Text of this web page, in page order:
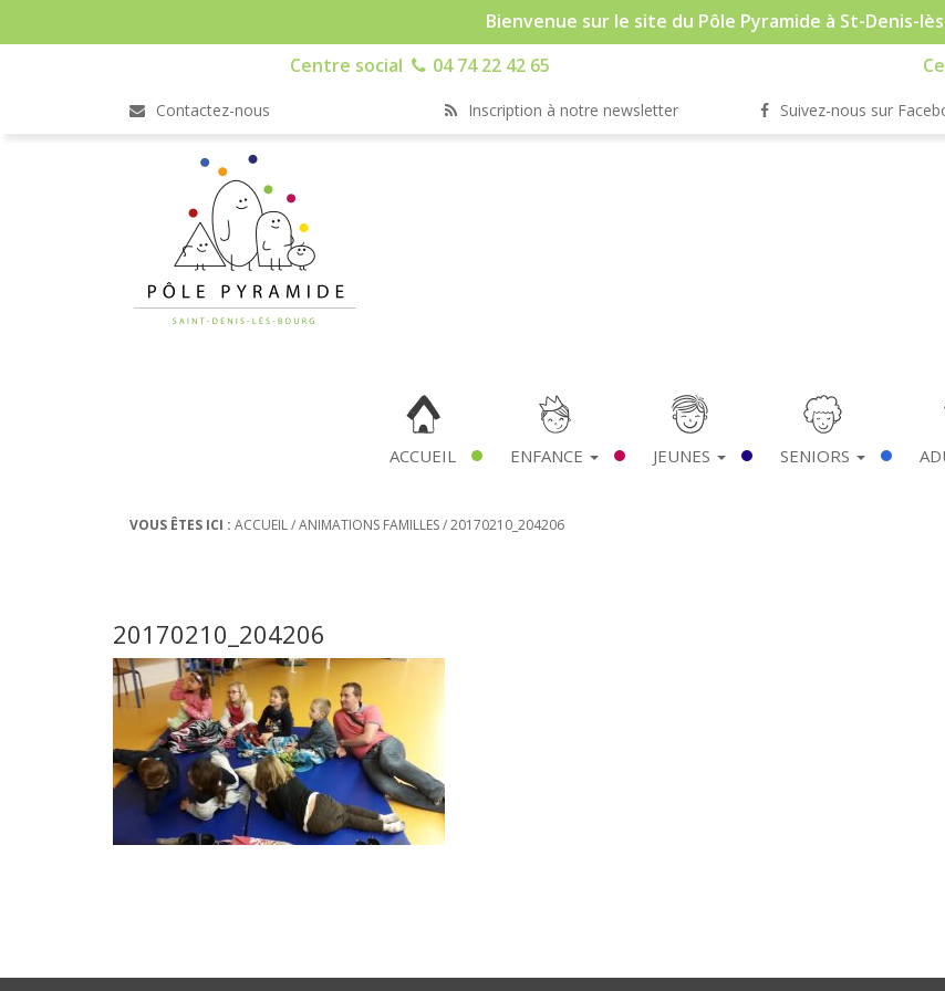
Bienvenue sur le site du Pôle Pyramide à St-Denis-
Centre social
04 74 22 42 65
Contactez-nous Inscription à notre newsletter Suivez-nous sur
ACCUEIL ENFANCE JEUNES SENIORS
VOUS ÊTES ICI : ACCUEIL/ANIMATIONS FAMILLES/20170210_204206
20170210_204206